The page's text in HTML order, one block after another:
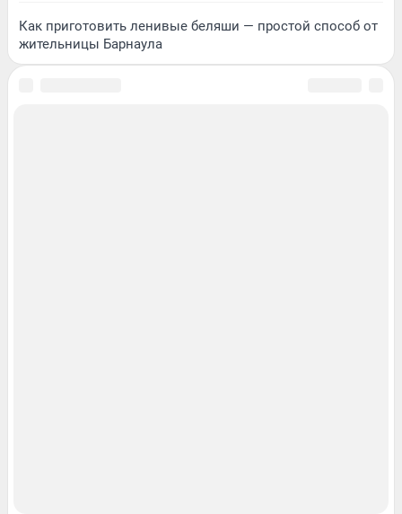
Как приготовить ленивые беляши — простой способ от
жительницы Барнаула